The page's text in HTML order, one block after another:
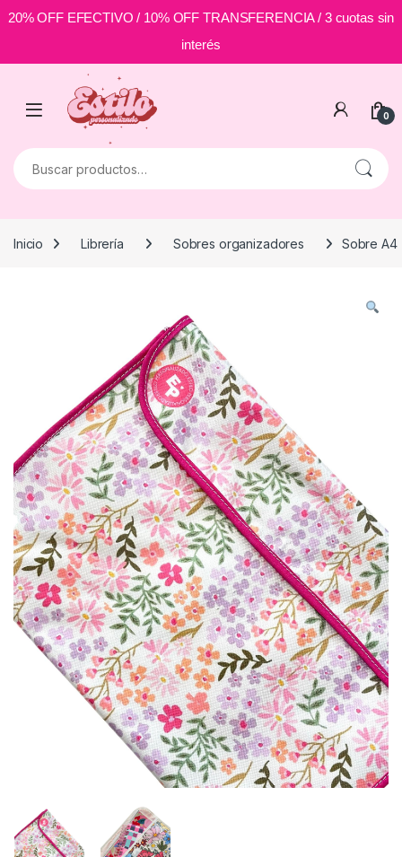
20% OFF EFECTIVO / 10% OFF TRANSFERENCIA / 3 cuotas sin
interés
Skip to navigation
0
Buscar por:
Inicio Librería Sobres organizadores Sobre A4